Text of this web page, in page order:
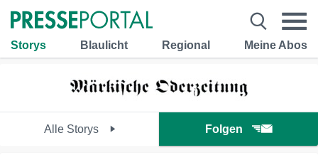
Storys Blaulicht Regional Meine Abos
Alle Storys Folgen